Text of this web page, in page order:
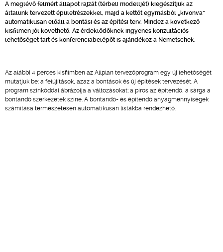
A meglévő felmért állapot rajzát (térbeli modelljét) kiegészítjük az
általunk tervezett épületrészekkel, majd a kettőt egymásból „kivonva”
automatikusan előáll a bontási és az építési terv. Mindez a következő
kisfilmen jól követhető. Az érdeklődőknek ingyenes konzultációs
lehetőséget tart és konferenciabelépőt is ajándékoz a Nemetschek.
Az alábbi 4 perces kisfilmben az Allplan tervezőprogram egy új lehetőségét
mutatjuk be: a felújítások, azaz a bontások és új építések tervezését. A
program színkóddal ábrázolja a változásokat; a piros az építendő, a sárga a
bontandó szerkezetek színe. A bontandó- és építendő anyagmennyiségek
számítása természetesen automatikusan listákba rendezhető.